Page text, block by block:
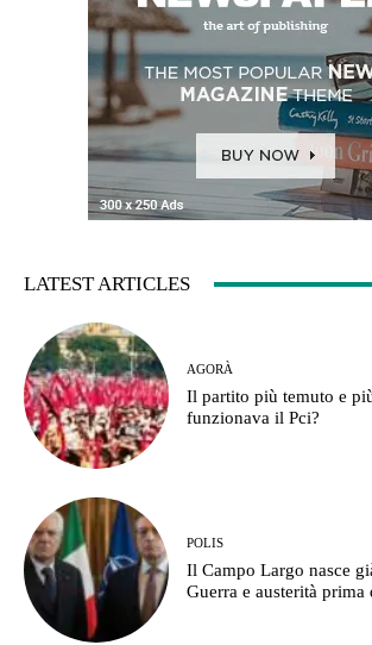
LATEST ARTICLES
AGORÀ
Il partito più temuto e
funzionava il Pci?
POLIS
Il Campo Largo nasce
Guerra e austerità prima